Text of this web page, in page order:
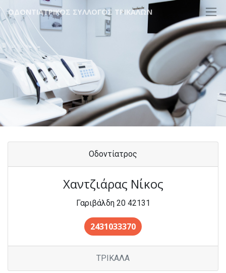
ΟΔΟΝΤΙΑΤΡΙΚΟΣ ΣΥΛΛΟΓΟΣ ΤΡΙΚΑΛΩΝ
Οδοντίατρος
Χαντζιάρας Νίκος
Γαριβάλδη 20 42131
2431033370
ΤΡΙΚΑΛΑ